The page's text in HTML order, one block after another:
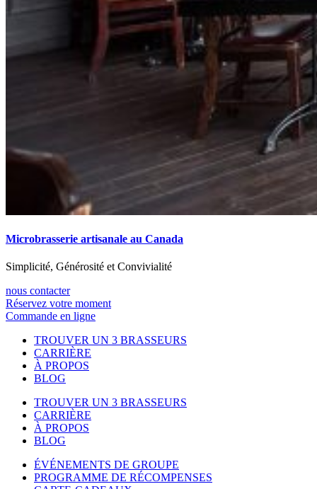
Microbrasserie artisanale au Canada
Simplicité, Générosité et Convivialité
nous contacter
Réservez votre moment
Commande en ligne
TROUVER UN 3 BRASSEURS
CARRIÈRE
À PROPOS
BLOG
TROUVER UN 3 BRASSEURS
CARRIÈRE
À PROPOS
BLOG
ÉVÉNEMENTS DE GROUPE
PROGRAMME DE RÉCOMPENSES